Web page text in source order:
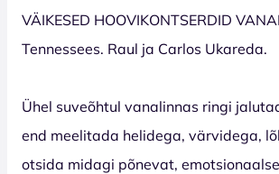
VÄIKESED HOOVIKONTSERDID
Tennessees. Raul ja Carlos Ukareda.
Ühel suveõhtul vanalinnas ringi
end meelitada helidega, värvidega,
otsida midagi põnevat,